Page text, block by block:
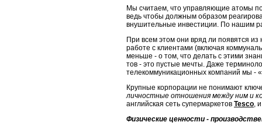
Мы считаем, что управляющие атомы
ведь чтобы должным обра­зом
внушительные инвестиции. По нашим
При всем этом они вряд ли появятся
работе с клиентами (включая
меньше - о том, что делать с этими
тов - это пустые мечты. Даже
телекоммуникационных компаний мы -
Крупные корпорации не понимают
личностные отношения между ним и
английская сеть супермаркетов Tesco,
Физические ценности -